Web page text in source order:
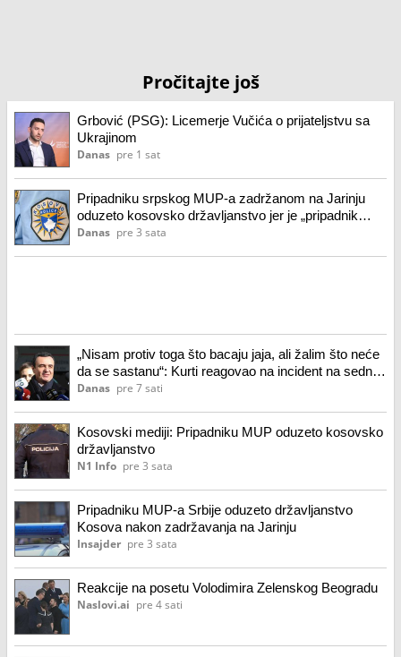
Pročitajte još
Grbović (PSG): Licemerje Vučića o prijateljstvu sa
Ukrajinom
Danas pre 1 sat
Pripadniku srpskog MUP-a zadržanom na Jarinju
oduzeto kosovsko državljanstvo jer je „pripadnik
policijskih snaga druge države“
Danas pre 3 sata
„Nisam protiv toga što bacaju jaja, ali žalim što neće
da se sastanu“: Kurti reagovao na incident na sednici
parlamenta
Danas pre 7 sati
Kosovski mediji: Pripadniku MUP oduzeto kosovsko
državljanstvo
N1 Info pre 3 sata
Pripadniku MUP-a Srbije oduzeto državljanstvo
Kosova nakon zadržavanja na Jarinju
Insajder pre 3 sata
Reakcije na posetu Volodimira Zelenskog Beogradu
Naslovi.ai pre 4 sati